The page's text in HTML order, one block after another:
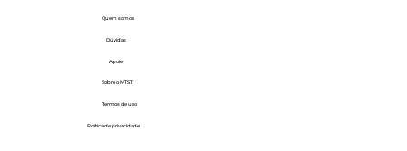
Quemsomos
Dúvidas
Sobre o MTST
Apoie
Termos de uso
Política de privacidade